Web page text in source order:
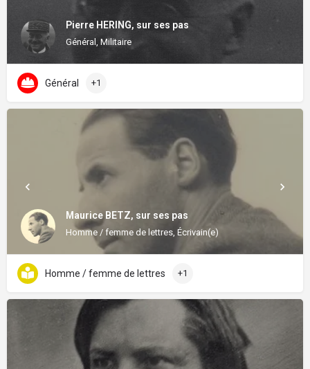
Pierre HERING, sur ses pas
Général, Militaire
Général +1
Maurice BETZ, sur ses pas
Homme / femme de lettres, Écrivain(e)
Homme / femme de lettres +1